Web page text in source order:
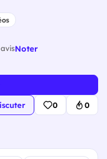
Noter
0 0